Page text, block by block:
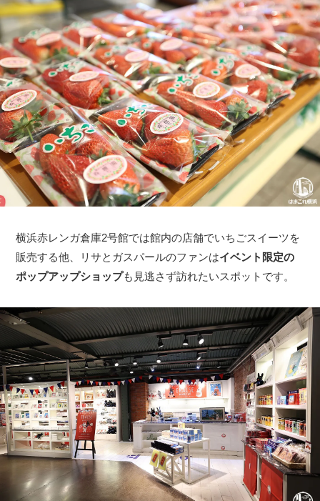
横浜赤レンガ倉庫2号館では館内の店舗でいちごスイーツを
販売する他、リサとガスパールのファンはイベント限定の
ポップアップショップも見逃さず訪れたいスポットです。